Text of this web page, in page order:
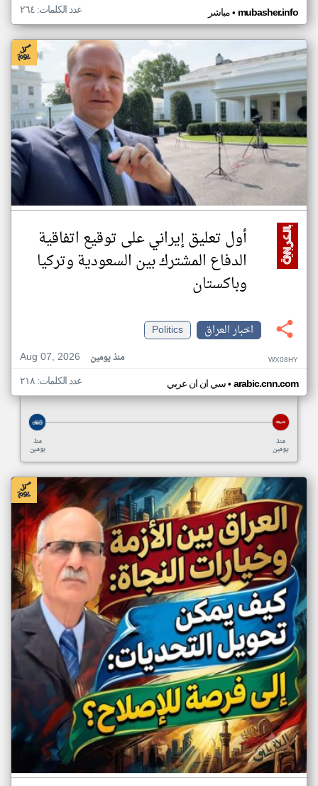
مباشر• mubasher.info عدد الكلمات: ٢٦٤
أول تعليق إيراني على توقيع اتفاقية
الدفاع المشترك بين السعودية وتركيا
وباكستان
اخبار العراق
Politics
Aug 07, 2026
منذ يومين WX08HY
سي ان ان عربي• arabic.cnn.com عدد الكلمات: ٢١٨
منذ
يومين
منذ
يومين